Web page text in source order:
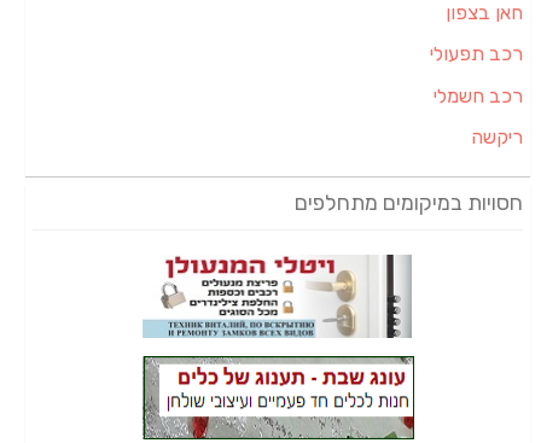
חאן בצפון
רכב תפעולי
רכב חשמלי
ריקשה
חסויות במיקומים מתחלפים